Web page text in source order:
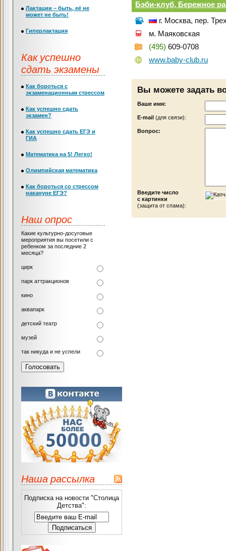
Бэби-клуб, Бережное
г. Москва, пер.
м. Маяковская
(495) 609-0708
www.baby-club.ru
Вы можете задать
Ваше имя:
Е-mail (для связи):
Вопрос:
Введите число
с картинки
(защита от спама):
Лактации – быть, её не
может не быть!
Гиперлактация
Как успешно
сдать экзамены
Как бороться с
экзаменационным стрессом
Как успешно сдать
экзамен?
Как успешно сдать ЕГЭ и
ГИА
Математика на 5! Легко!
Олимпийская математика
Как бороться со стрессом
накануне ЕГЭ?
Наш опрос
Какие культурно-досуговые
мероприятия вы посетили с
ребенком за последние 2
месяца?
цирк
парк аттракционов
кино
аквапарк
детский театр
музей
так никуда и не успели
Наша рассылка
Подписка на новости "Столица
Детства":